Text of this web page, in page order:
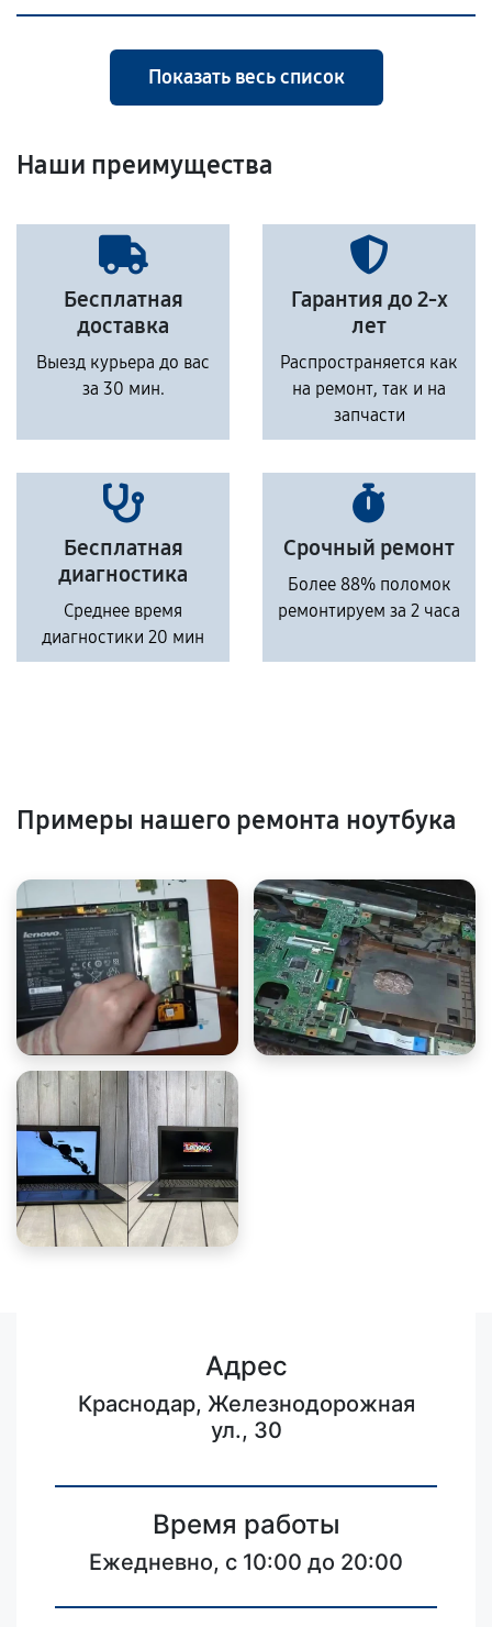
Показать весь список
Наши преимущества
Бесплатная
доставка
Выезд курьера до вас
за 30 мин.
Гарантия до 2-х
лет
Распространяется как
на ремонт, так и на
запчасти
Бесплатная
диагностика
Среднее время
диагностики 20 мин
Срочный ремонт
Более 88% поломок
ремонтируем за 2 часа
Примеры нашего ремонта ноутбука
Адрес
Краснодар, Железнодорожная
ул., 30
Время работы
Ежедневно, с 10:00 до 20:00